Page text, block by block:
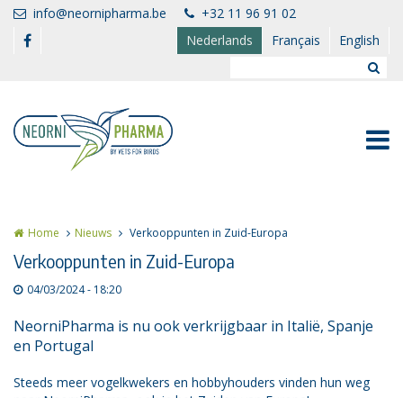
Overslaan en naar de inhoud gaan
info@neornipharma.be
+32 11 96 91 02
Nederlands
Français English
Home Nieuws Verkooppunten in Zuid-Europa
Verkooppunten in Zuid-Europa
04/03/2024 - 18:20
NeorniPharma is nu ook verkrijgbaar in Italië, Spanje
en Portugal
Steeds meer vogelkwekers en hobbyhouders vinden hun weg